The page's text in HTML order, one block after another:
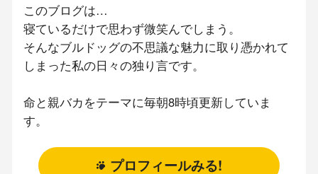
このブログは…
寝ているだけで思わず微笑んでしまう。
そんなブルドッグの不思議な魅力に取り憑かれて
しまった私の日々の独り言です。
命と親バカをテーマに毎朝8時頃更新していま
す。
プロフィールみる!